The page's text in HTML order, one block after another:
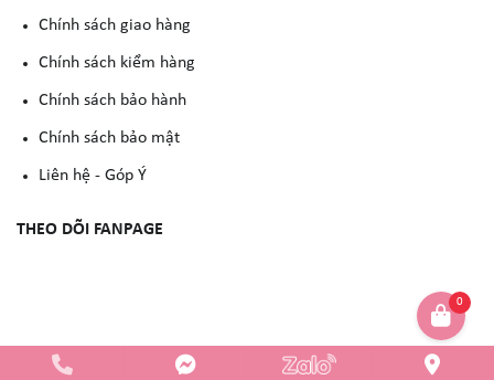
Chính sách giao hàng
Chính sách kiểm hàng
Chính sách bảo hành
Chính sách bảo mật
Liên hệ - Góp Ý
THEO DÕI FANPAGE
Copyright © 2023 - YẾN NGUYỄN COSMETIC. All rights reserved. Design by
0